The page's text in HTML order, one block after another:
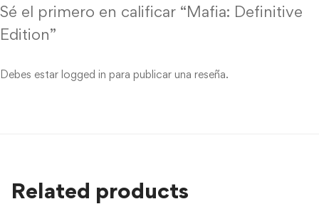
Sé el primero en calificar “Mafia: Definitive
Edition”
Debes estar logged in para publicar una reseña.
Related products